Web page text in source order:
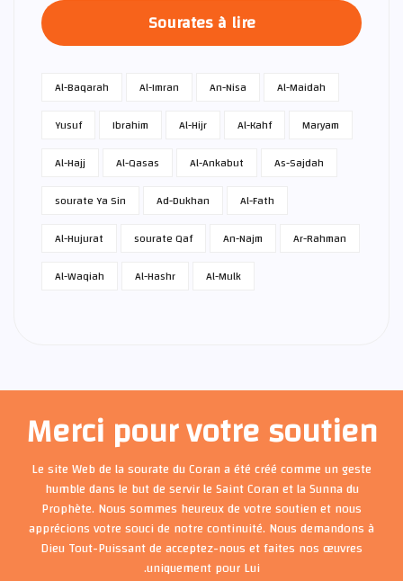
Sourates à lire
Al-Baqarah Al-Imran An-Nisa
Al-Maidah
Yusuf
Ibrahim Al-Hijr Al-Kahf
Maryam
Al-Hajj
Al-Qasas Al-Ankabut
As-Sajdah
sourate Ya Sin
Ad-Dukhan
Al-Fath
Al-Hujurat
sourate Qaf An-Najm
Ar-Rahman
Al-Waqiah
Al-Hashr Al-Mulk
Merci pour votre soutien
Le site Web de la sourate du Coran a été créé comme un geste
humble dans le but de servir le Saint Coran et la Sunna du
Prophète. Nous sommes heureux de votre soutien et nous
apprécions votre souci de notre continuité. Nous demandons à
Dieu Tout-Puissant de acceptez-nous et faites nos œuvres
uniquement pour Lui.